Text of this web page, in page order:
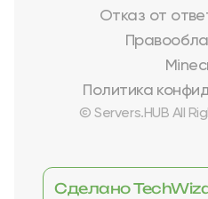
Отказ от
Политика
© Servers.HUB All
Сделано